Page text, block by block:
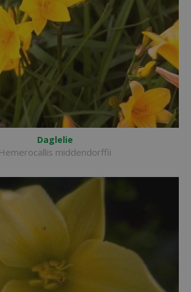
Daglelie
Hemerocallis middendorffii